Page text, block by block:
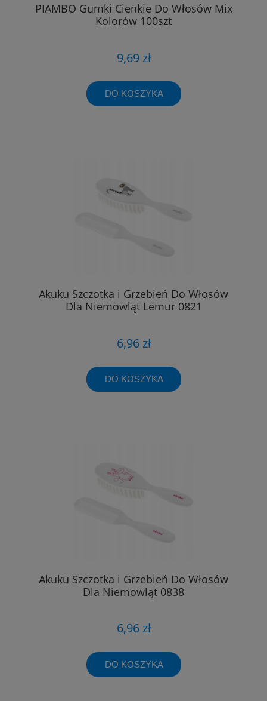
PIAMBO Gumki Cienkie Do Włosów Mix
Kolorów 100szt
9,69 zł
DO KOSZYKA
Akuku Szczotka i Grzebień Do Włosów
Dla Niemowląt Lemur 0821
6,96 zł
DO KOSZYKA
Akuku Szczotka i Grzebień Do Włosów
Dla Niemowląt 0838
6,96 zł
DO KOSZYKA